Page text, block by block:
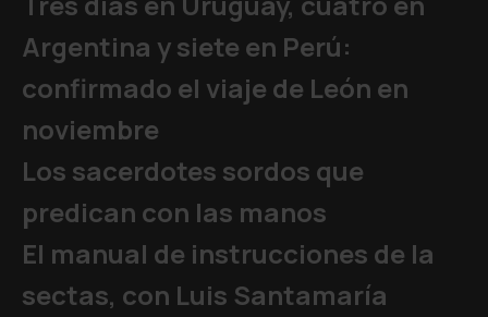
Argentina y siete en Perú:
confirmado el viaje de León en
noviembre
Los sacerdotes sordos que
predican con las manos
El manual de instrucciones de la
sectas, con Luis Santamaría